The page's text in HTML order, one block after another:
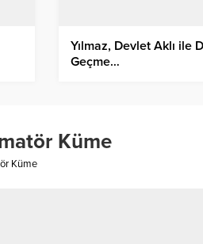
Yılmaz, Devlet Aklı ile
Geçme…
Küme
Küme